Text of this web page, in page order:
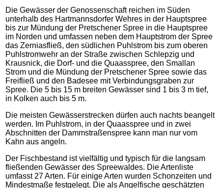
Die Gewässer der Genossenschaft reichen im Süden
unterhalb des Hartmannsdorfer Wehres in der Hauptspree
bis zur Mündung der Pretschener Spree in die Hauptspree
im Norden und umfassen neben dem Hauptstrom der Spree
das Zerniasfließ, den südlichen Puhlstrom bis zum oberen
Puhlstromwehr an der Straße zwischen Schlepzig und
Krausnick, die Dorf- und die Quaasspree, den Smallan
Strom und die Mündung der Pretschener Spree sowie das
Freifließ und den Badesee mit Verbindungsgraben zur
Spree. Die 5 bis 15 m breiten Gewässer sind 1 bis 3 m tief,
in Kolken auch bis 5 m.
Die meisten Gewässerstrecken dürfen auch nachts beangelt
werden. Im Puhlstrom, in der Quaasspree und in zwei
Abschnitten der Dammstraßenspree kann man nur vom
Kahn aus angeln.
Der Fischbestand ist vielfältig und typisch für die langsam
fließenden Gewässer des Spreewaldes. Die Artenliste
umfasst 27 Arten. Für einige Arten wurden Schonzeiten und
Mindestmaße festgelegt. Die als Angelfische geschätzten